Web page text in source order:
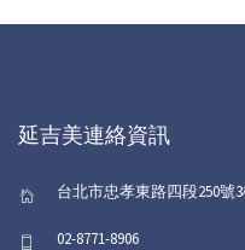
延吉美連絡資訊
台北市忠孝東路四段250號
02-8771-8906